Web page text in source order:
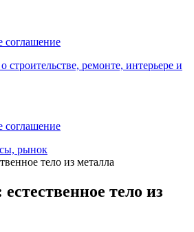
соглашение
строительстве, ремонте, интерьере и
соглашение
рынок
тело из